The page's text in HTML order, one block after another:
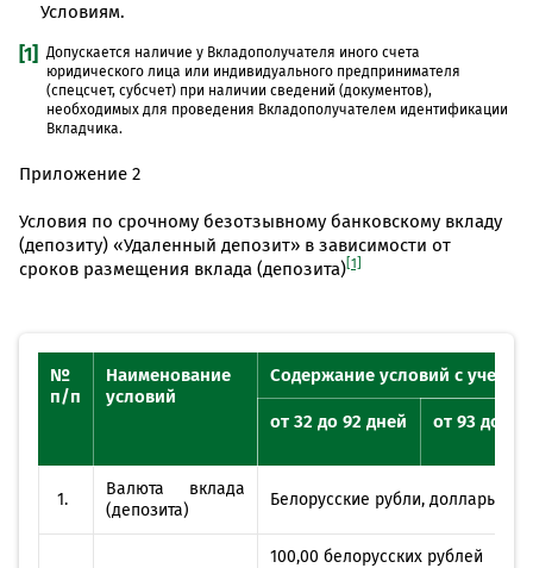
Условиям.
[1]
Допускается наличие у Вкладополучателя иного счета
юридического лица или индивидуального предпринимателя
(спецсчет, субсчет) при наличии сведений (документов),
необходимых для проведения Вкладополучателем идентификации
Вкладчика.
Приложение 2
Условия по срочному безотзывному банковскому вкладу
(депозиту) «Удаленный депозит» в зависимости от
сроков размещения вклада (депозита) [1]
№
п/п
Наименование
условий
Содержание условий с
от 32 до 92 дней от 93 до
1.
Валюта вклада
(депозита)
Белорусские рубли, доллары
100,00 белорусских рублей